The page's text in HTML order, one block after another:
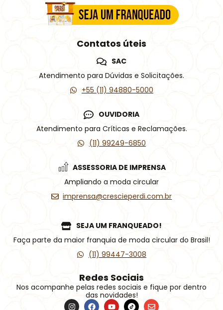
Contatos úteis
SAC
Atendimento para Dúvidas e Solicitações.
+55 (11) 94880-5000
OUVIDORIA
Atendimento para Críticas e Reclamações.
(11) 99249-6850
ASSESSORIA DE IMPRENSA
Ampliando a moda circular
imprensa@crescieperdi.com.br
SEJA UM FRANQUEADO!
Faça parte da maior franquia de moda circular do Brasil!
(11) 99447-3008
Redes Sociais
Nos acompanhe pelas redes sociais e fique por dentro
das novidades!
I F Y Í E